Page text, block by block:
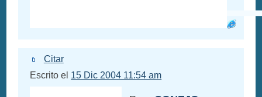
Citar
Escrito el 15 Dic 2004 11:54 am